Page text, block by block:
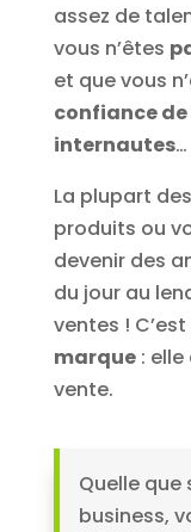
assez de
vous n’êtes
et que vous
confiance
internautes…
La plupart
produits ou
devenir des
du jour au
ventes !
marque: elle
vente.
Quelle
business,